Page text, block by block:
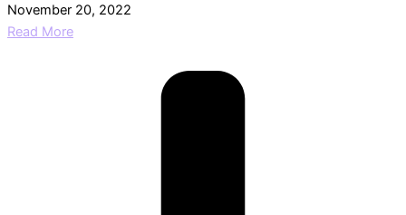
November 20, 2022
Read More